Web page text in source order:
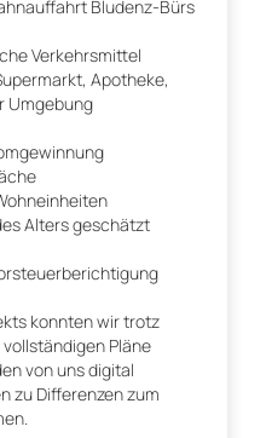
Bludenz-Bürs
Verkehrsmittel
Apotheke,
Umgebung
Alters geschätzt
konnten wir trotz
Pläne
von uns digital
zu Differenzen zum